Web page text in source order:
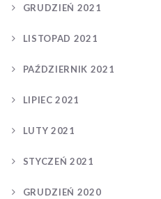
GRUDZIEŃ 2021
LISTOPAD 2021
PAŹDZIERNIK 2021
LIPIEC 2021
LUTY 2021
STYCZEŃ 2021
GRUDZIEŃ 2020